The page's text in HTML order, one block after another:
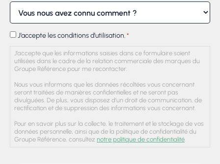
RGPD
J’accepte les conditions d’utilisation. *
J’accepte que les informations saisies dans ce formulaire soient
utilisées dans le cadre de la relation commerciale des marques du
Groupe Référence pour me recontacter.
Nous vous informons que les données récoltées vous concernant
seront traitées de manières confidentielles et ne seront pas
divulguées. De plus, vous disposez d’un droit de communication, de
rectification et de suppression des informations vous concernant.
Pour en savoir plus sur la collecte, le traitement et le stockage de vos
données personnelle, ainsi que de la politique de confidentialité du
Groupe Référence, consultez notre politique de confidentialité.